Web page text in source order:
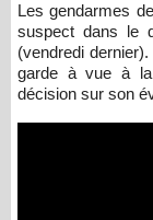
Les gendarmes
suspect dans le
(vendredi
garde à vue à la
décision sur son